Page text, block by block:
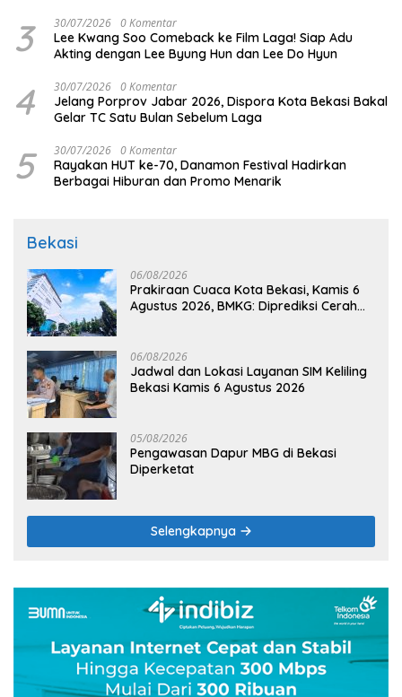
3 30/07/2026 0 Komentar
Lee Kwang Soo Comeback ke Film Laga! Siap Adu
Akting dengan Lee Byung Hun dan Lee Do Hyun
4 30/07/2026 0 Komentar
Jelang Porprov Jabar 2026, Dispora Kota Bekasi Bakal
Gelar TC Satu Bulan Sebelum Laga
5 30/07/2026 0 Komentar
Rayakan HUT ke-70, Danamon Festival Hadirkan
Berbagai Hiburan dan Promo Menarik
Bekasi
06/08/2026
Prakiraan Cuaca Kota Bekasi, Kamis 6
Agustus 2026, BMKG: Diprediksi Cerah
06/08/2026
Jadwal dan Lokasi Layanan SIM Keliling
Bekasi Kamis 6 Agustus 2026
05/08/2026
Pengawasan Dapur MBG di Bekasi
Diperketat
Selengkapnya